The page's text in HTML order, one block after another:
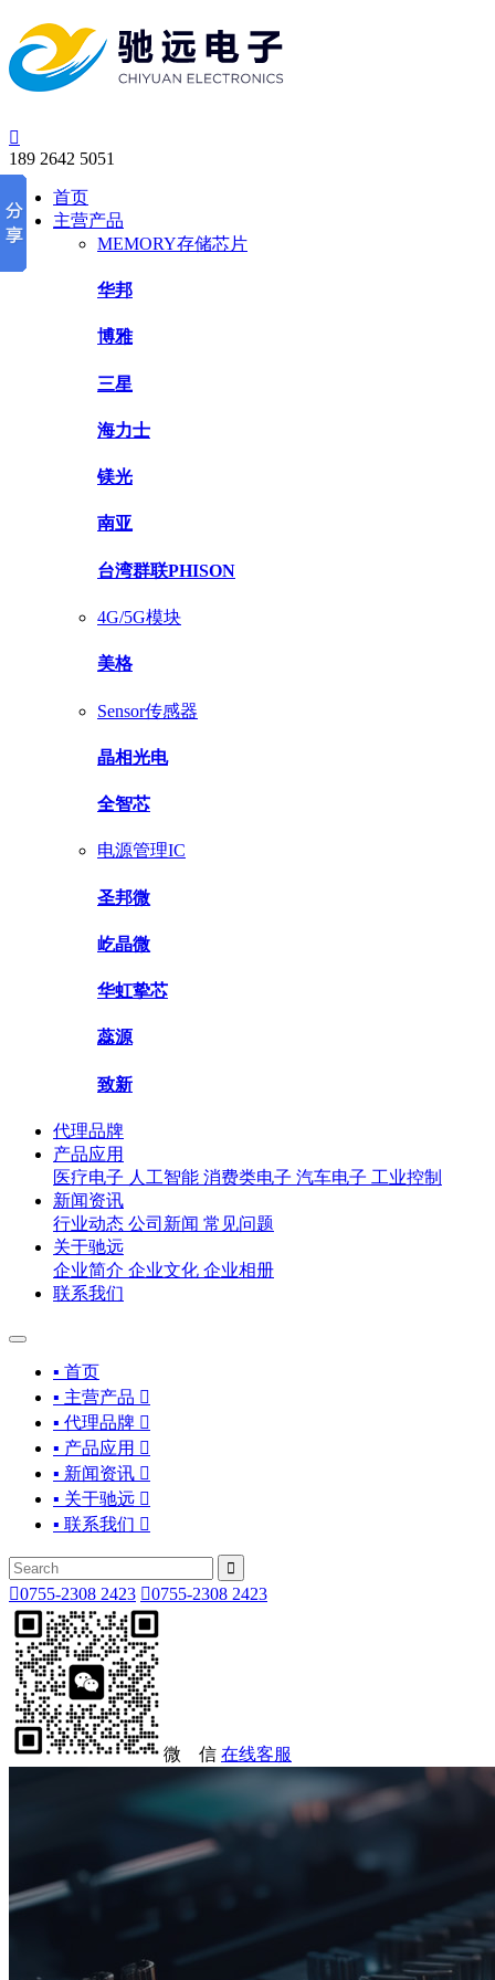

189 2642 5051
首页
主营产品
MEMORY存储芯片
华邦
博雅
三星
海力士
镁光
南亚
台湾群联PHISON
4G/5G模块
美格
Sensor传感器
晶相光电
全智芯
电源管理IC
圣邦微
屹晶微
华虹挚芯
蕊源
致新
代理品牌
产品应用
医疗电子 人工智能 消费类电子 汽车电子 工业控制
新闻资讯
行业动态 公司新闻 常见问题
关于驰远
企业简介 企业文化 企业相册
联系我们
▪ 首页
▪ 主营产品 
▪ 代理品牌 
▪ 产品应用 
▪ 新闻资讯 
▪ 关于驰远 
▪ 联系我们 

0755-2308 2423 0755-2308 2423
微 信 在线客服